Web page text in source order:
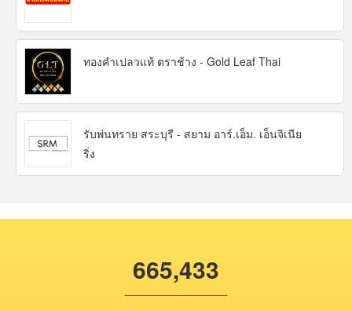
ทองคำเปลวแท้ ตราช้าง - Gold Leaf Thai
รับพ่นทราย สระบุรี - สยาม อาร์.เอ็ม. เอ็นจิเนีย
ริ่ง
665,433